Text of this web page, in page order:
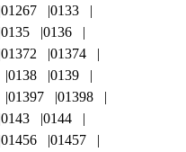
01267
0133
0135
0136
01372
01374
0138
0139
01397
01398
0143
0144
01456
01457